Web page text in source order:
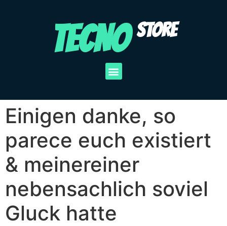
TECNO STORE
Einigen danke, so
parece euch existiert
& meinereiner
nebensachlich soviel
Gluck hatte